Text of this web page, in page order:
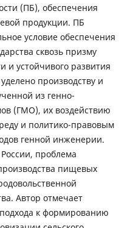
(ПБ), обеспечения
продукции. ПБ
условие обеспечения
сквозь призму
и устойчивого развития
производству и
из генно-
(ГМО), их воздействию
и политико-правовым
генной инженерии.
проблема
пищевых
Автор отмечает
к формированию